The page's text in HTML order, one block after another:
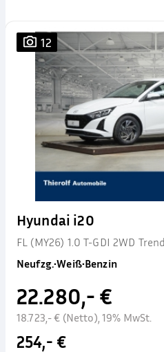
12
Hyundai i20
FL (MY26) 1.0 T-GDI 2WD
Neufzg.•Weiß•Benzin
22.280,- €
18.723,- € (Netto), 19% MwSt.
254,- €